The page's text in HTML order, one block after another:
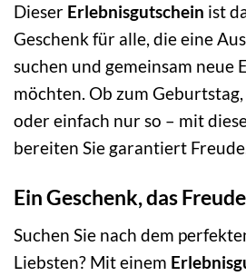
Dieser Erlebnisgutschein ist
Geschenk für alle, die eine
suchen und gemeinsam neue
möchten. Ob zum
oder einfach nur so – mit
bereiten Sie garantiert
Ein Geschenk, das
Suchen Sie nach dem
Liebsten? Mit einem